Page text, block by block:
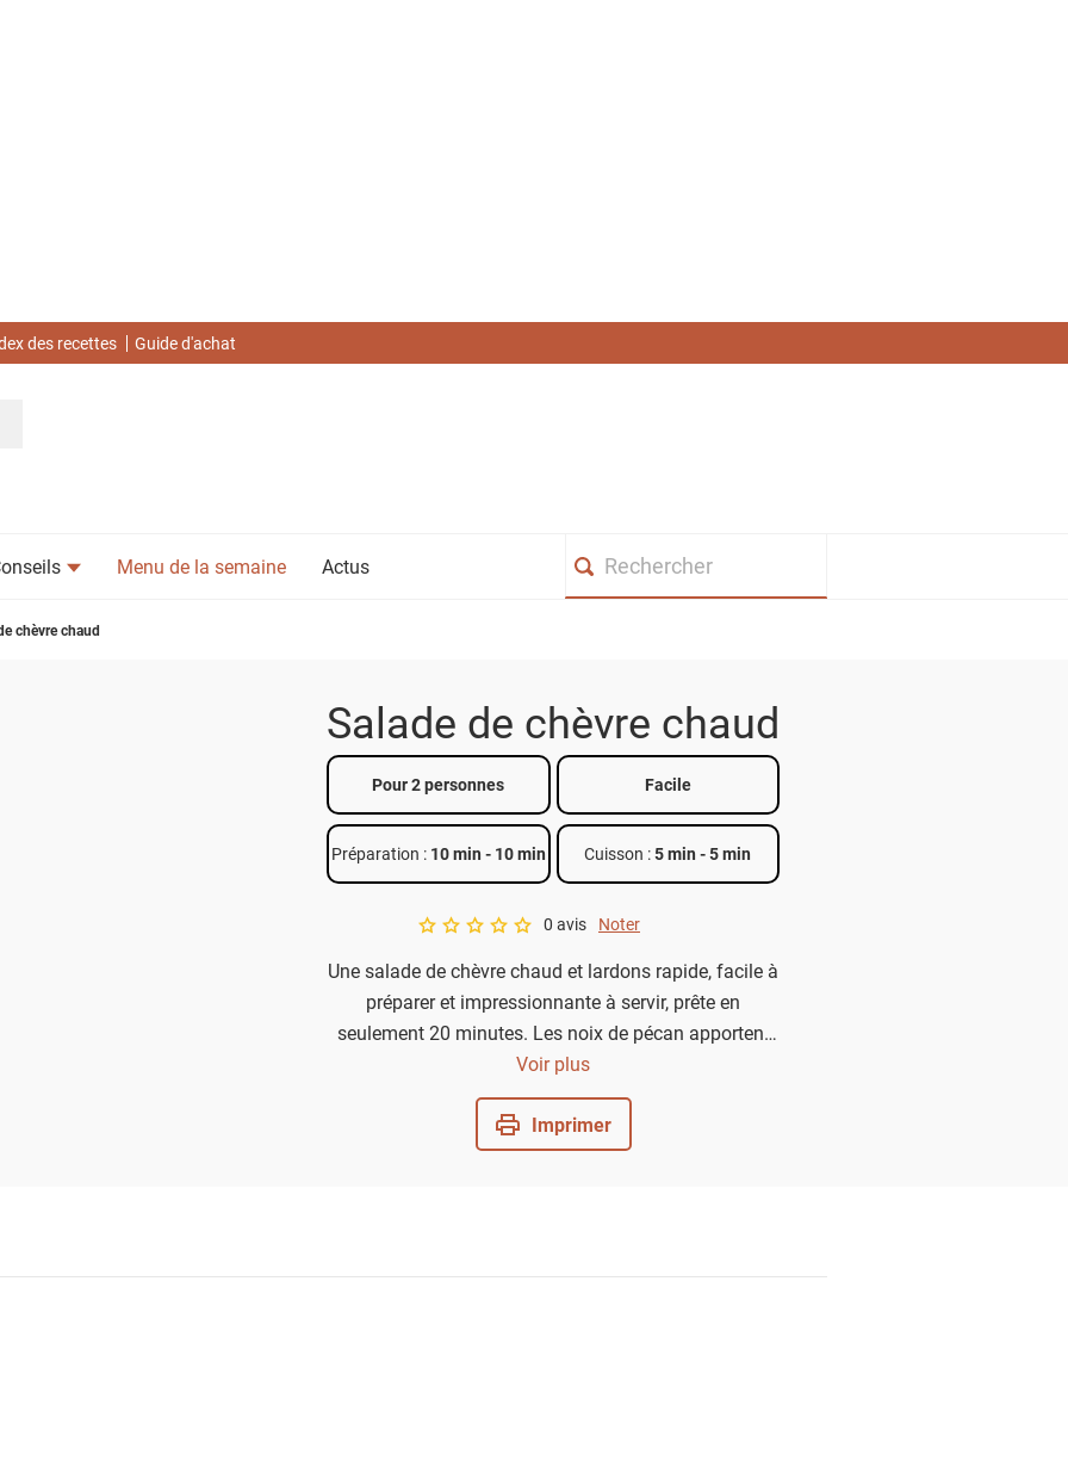
des recettes Guide d'achat
Menu de la semaine Actus
chèvre chaud
Salade de chèvre chaud
Pour 2 personnes Facile
Préparation : 10 min - 10 min Cuisson :5 min -5 min
A star rating of 0 out of 5.
0 avis Noter
Une salade de chèvre chaud et lardons rapide, facile à
préparer et impressionnante à servir, prête en
seulement 20 minutes. Les noix de pécan apportent
une touche de croquant très agréable qui se marie
parfaitement à l'amertume de la frisée.
Voir plus
Imprimer